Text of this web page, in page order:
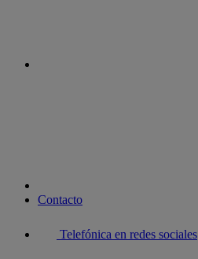
Contacto
Telefónica en redes sociales